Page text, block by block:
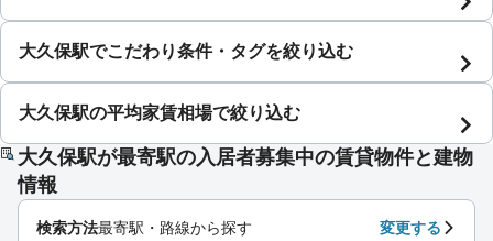
大久保駅でこだわり条件・タグを絞り込む
大久保駅の平均家賃相場で絞り込む
大久保駅が最寄駅の入居者募集中の賃貸物件と建物
情報
検索方法最寄駅・路線から探す 変更する